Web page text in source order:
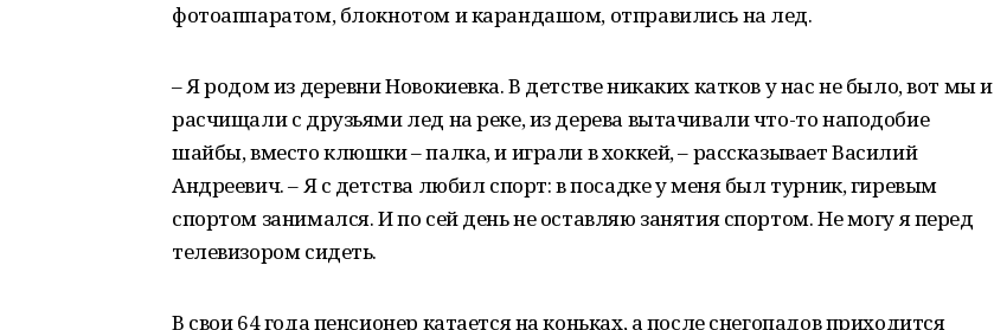
фотоаппаратом, блокнотом и карандашом, отправились на лед.
– Я родом из деревни Новокиевка. В детстве никаких катков у нас не было, вот мы и
расчищали с друзьями лед на реке, из дерева вытачивали что-то наподобие
шайбы, вместо клюшки – палка, и играли в хоккей, – рассказывает Василий
Андреевич. – Я с детства любил спорт: в посадке у меня был турник, гиревым
спортом занимался. И по сей день не оставляю занятия спортом. Не могу я перед
телевизором сидеть.
В свои 64 года пенсионер катается на коньках, а после снегопадов приходится